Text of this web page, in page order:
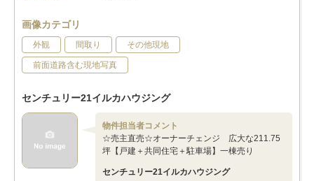
画像カテゴリ
外観 間取り その他現地
前面道路含む現地写真
センチュリー21イルカハウジング
物件担当者コメント
☆売主直売☆オーナーチェンジ 広大な211.75
坪【戸建＋共同住宅＋駐車場】一棟売り
センチュリー21イルカハウジング